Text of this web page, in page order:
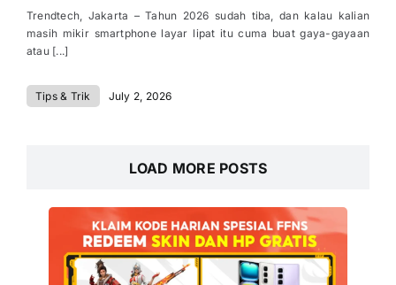
Trendtech, Jakarta – Tahun 2026 sudah tiba, dan kalau kalian
masih mikir smartphone layar lipat itu cuma buat gaya-gayaan
atau [...]
Tips & Trik July 2, 2026
LOAD MORE POSTS